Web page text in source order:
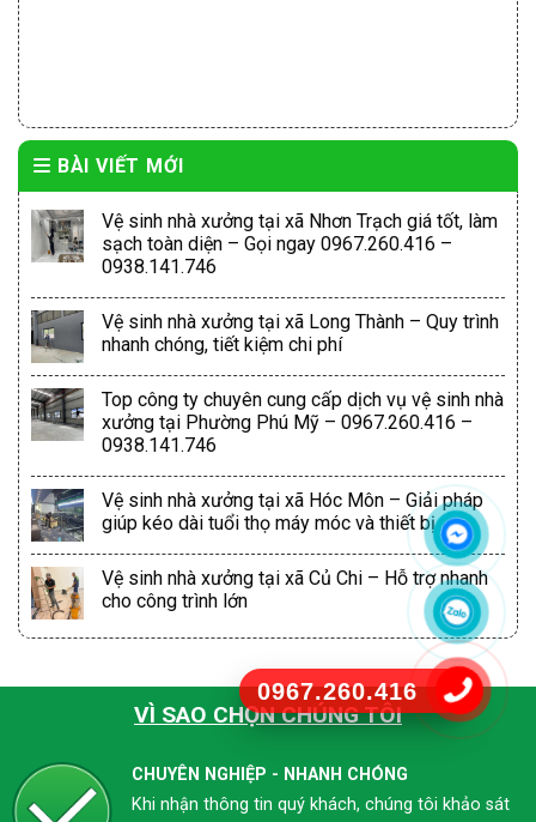
0967.260.416
BÀI VIẾT MỚI
Vệ sinh nhà xưởng tại xã Nhơn Trạch giá tốt, làm
sạch toàn diện – Gọi ngay 0967.260.416 –
0938.141.746
Vệ sinh nhà xưởng tại xã Long Thành – Quy trình
nhanh chóng, tiết kiệm chi phí
Top công ty chuyên cung cấp dịch vụ vệ sinh nhà
xưởng tại Phường Phú Mỹ – 0967.260.416 –
0938.141.746
Vệ sinh nhà xưởng tại xã Hóc Môn – Giải pháp
giúp kéo dài tuổi thọ máy móc và thiết bị
Vệ sinh nhà xưởng tại xã Củ Chi – Hỗ trợ nhanh
cho công trình lớn
VÌ SAO CHỌN CHÚNG TÔI
CHUYÊN NGHIỆP - NHANH CHÓNG
Khi nhận thông tin quý khách, chúng tôi khảo sát